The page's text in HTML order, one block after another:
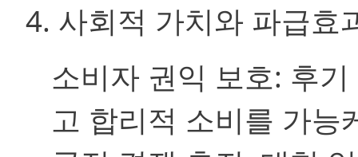
4. 사회적 가치와 파급효
소비자 권익 보호: 후
고 합리적 소비를 가능